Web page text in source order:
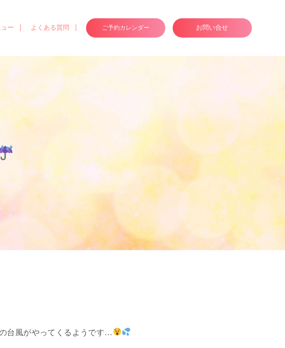
ー よくある質問 ご予約カレンダー お問い合せ
台風がやってくるようです…